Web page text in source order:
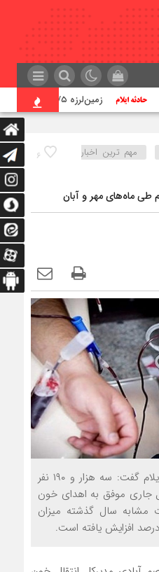
زمین‌لرزه ۲/۵ ریشتری مورموری را لرزاند
۶
مهم ترین اخبار
طی ماه‌های مهر و آبان
مدیرکل انتقال خون استان ایلام گفت: سه هزار و ۱۹۰ نفر
جاری موفق به اهدای خون
سال گذشته میزان